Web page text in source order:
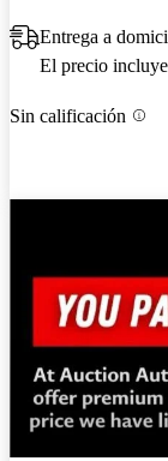
Entrega a
El precio
Sin calificación